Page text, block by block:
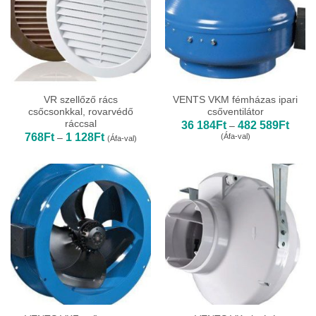
VR szellőző rács
csőcsonkkal, rovarvédő
ráccsal
768Ft – 1 128FtÁrtartomány:
768Ft
1
128Ft
(Áfa-val)
VENTS VKM fémházas ipari
csőventilátor
36 184Ft – 482 589Ft
589Ft
(Áfa-val)